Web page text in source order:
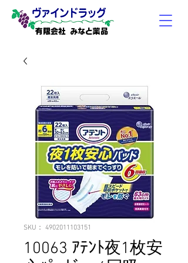
有限会社 みなと薬品
SKU： 4902011103151
10063 ｱﾃﾝﾄ夜1枚安